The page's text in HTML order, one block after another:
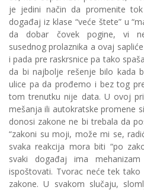
je jedini način da promenite
događaj iz klase “veće štete” u
da dobar čovek pogine, vi
susednog prolaznika a ovaj
i pada pre raskrsnice pa tako
da bi najbolje rešenje bilo kada
ulice pa da prođemo i bez tog
tom trenutku nije data. U ovoj
mešanja ili autokratske promene
donosi zakone ne bi trebala da
“zakoni su moji, može mi se,
svaka reakcija mora biti “po
svaki događaj ima
ispoštovati. Tvorac neće tek
zakone. U svakom slučaju,